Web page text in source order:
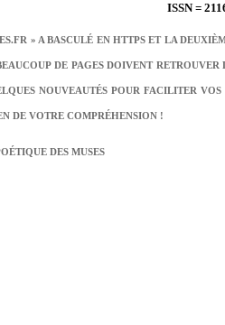
ISSN =
» A BASCULÉ EN HTTPS ET LA
DE PAGES DOIVENT
NOUVEAUTÉS POUR FACILITER
DE VOTRE COMPRÉHENSION !
DES MUSES